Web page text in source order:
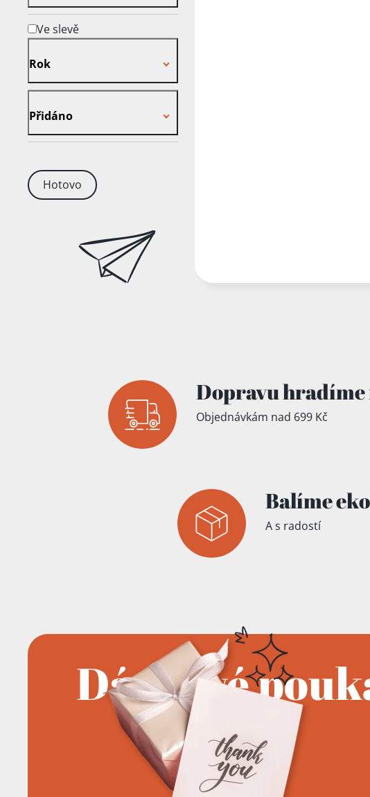
Ve slevě
Rok
Přidáno
Hotovo
Dopravu hradíme
Objednávkám nad 699 Kč
Balíme
A s radostí
Dárkové
Přidáno do košíku!